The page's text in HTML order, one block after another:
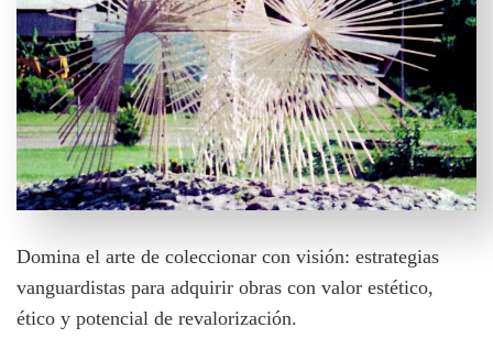
Domina el arte de coleccionar con visión: estrategias
vanguardistas para adquirir obras con valor estético,
ético y potencial de revalorización.